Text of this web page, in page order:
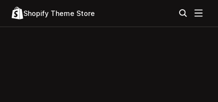
Shopify Theme Store